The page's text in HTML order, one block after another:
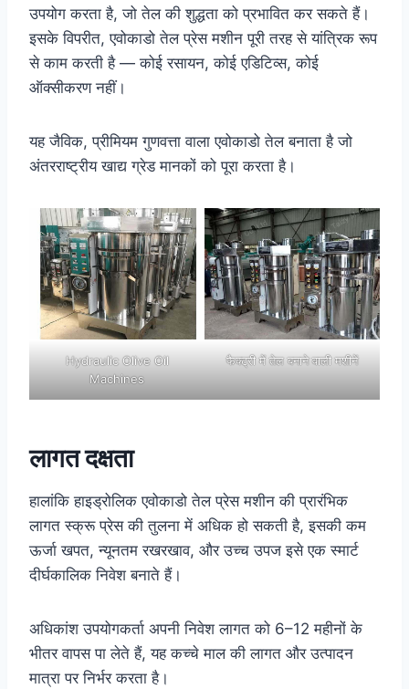
उपयोग करता है, जो तेल की शुद्धता को प्रभावित कर सकते हैं।
इसके विपरीत, एवोकाडो तेल प्रेस मशीन पूरी तरह से यांत्रिक रूप
से काम करती है — कोई रसायन, कोई एडिटिव्स, कोई
ऑक्सीकरण नहीं।
यह जैविक, प्रीमियम गुणवत्ता वाला एवोकाडो तेल बनाता है जो
अंतरराष्ट्रीय खाद्य ग्रेड मानकों को पूरा करता है।
Hydraulic Olive Oil
Machines
फैक्ट्री में तेल बनाने वाली मशीनें
लागत दक्षता
हालांकि हाइड्रोलिक एवोकाडो तेल प्रेस मशीन की प्रारंभिक
लागत स्क्रू प्रेस की तुलना में अधिक हो सकती है, इसकी कम
ऊर्जा खपत, न्यूनतम रखरखाव, और उच्च उपज इसे एक स्मार्ट
दीर्घकालिक निवेश बनाते हैं।
अधिकांश उपयोगकर्ता अपनी निवेश लागत को 6–12 महीनों के
भीतर वापस पा लेते हैं, यह कच्चे माल की लागत और उत्पादन
मात्रा पर निर्भर करता है।